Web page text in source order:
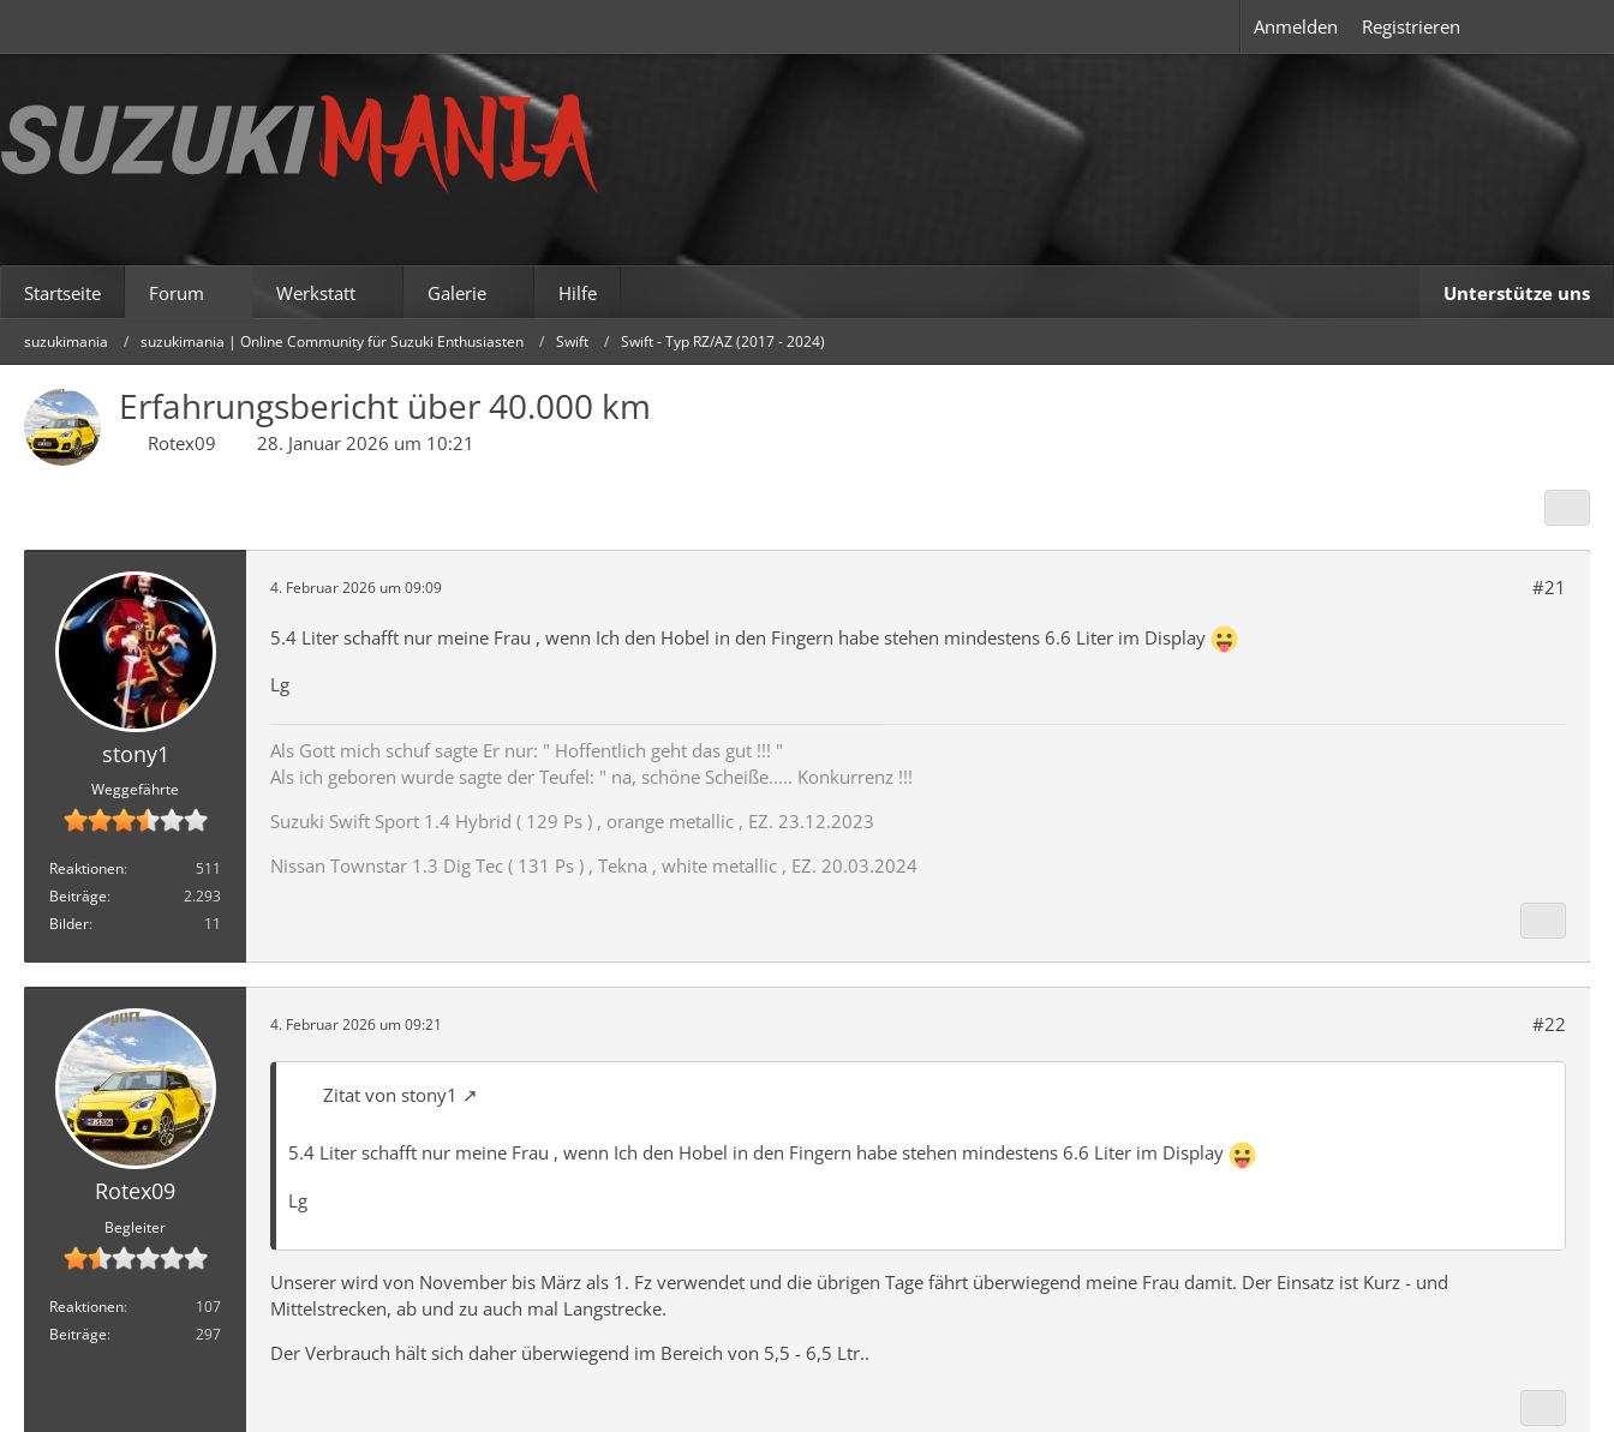
Anmelden Registrieren
Startseite Forum Werkstatt Galerie Hilfe Unterstütze uns
suzukimania suzukimania | Online Community für Suzuki Enthusiasten Swift Swift - Typ RZ/AZ (2017 - 2024)
Erfahrungsbericht über 40.000 km
Rotex09 28. Januar 2026 um 10:21
stony1
Weggefährte
Reaktionen
511
Beiträge
2.293
Bilder
11
4. Februar 2026 um 09:09 #21
5.4 Liter schafft nur meine Frau , wenn Ich den Hobel in den Fingern habe stehen mindestens 6.6 Liter im Display
Lg
Als Gott mich schuf sagte Er nur: " Hoffentlich geht das gut !!! "
Als ich geboren wurde sagte der Teufel: " na, schöne Scheiße..... Konkurrenz !!!
Suzuki Swift Sport 1.4 Hybrid ( 129 Ps ) , orange metallic , EZ. 23.12.2023
Nissan Townstar 1.3 Dig Tec ( 131 Ps ) , Tekna , white metallic , EZ. 20.03.2024
Rotex09
Begleiter
Reaktionen
107
Beiträge
297
4. Februar 2026 um 09:21 #22
Zitat von stony1
5.4 Liter schafft nur meine Frau , wenn Ich den Hobel in den Fingern habe stehen mindestens 6.6 Liter im Display
Lg
Unserer wird von November bis März als 1. Fz verwendet und die übrigen Tage fährt überwiegend meine Frau damit. Der Einsatz ist Kurz - und
Mittelstrecken, ab und zu auch mal Langstrecke.
Der Verbrauch hält sich daher überwiegend im Bereich von 5,5 - 6,5 Ltr..